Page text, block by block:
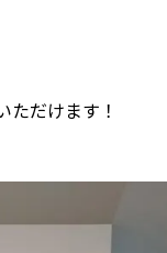
だけます！